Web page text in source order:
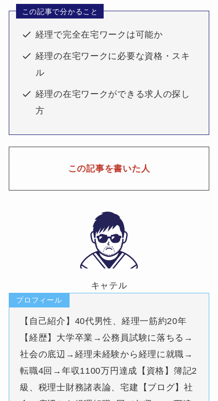
この記事で分かること
経理で完全在宅ワークは可能か
経理の在宅ワークに必要な資格・スキ
ル
経理の在宅ワークができる求人の探し
方
この記事を書いた人
キャテル
プロフィール
【自己紹介】40代男性、経理一筋約20年
【経歴】大学卒業→公務員試験に落ちる→
社会の底辺→経理未経験から経理に就職→
転職4回→年収1100万円達成【資格】簿記2
級、税理士財務諸表論、宅建【ブログ】社